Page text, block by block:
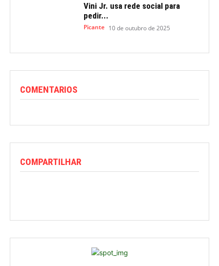
Vini Jr. usa rede social para
pedir...
Picante 10 de outubro de 2025
COMENTARIOS
COMPARTILHAR